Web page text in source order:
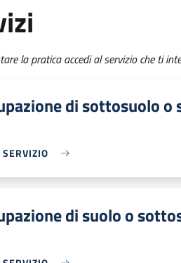
la pratica accedi al servizio che ti
di sottosuolo
di suolo o